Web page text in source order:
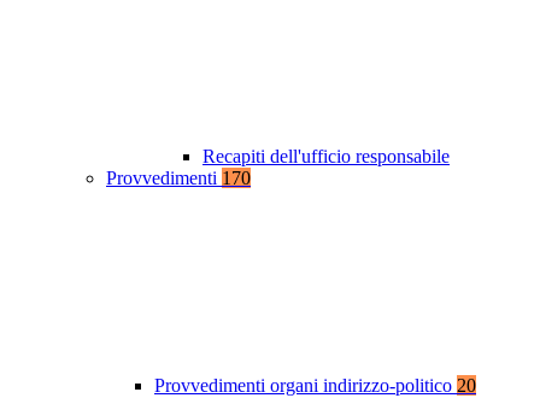
Recapiti dell'ufficio responsabile
Provvedimenti 170
Provvedimenti organi indirizzo-politico 20